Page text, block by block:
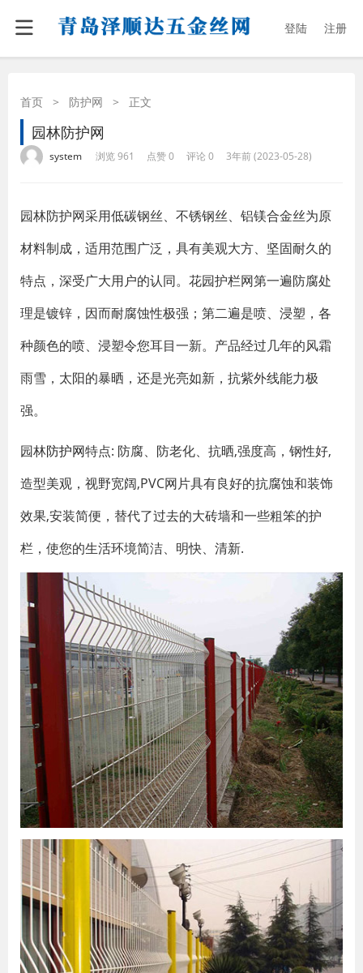
登陆 注册
首页 > 防护网 > 正文
园林防护网
system 浏览 961 点赞 0 评论 0 3年前 (2023-05-28)
园林防护网采用低碳钢丝、不锈钢丝、铝镁合金丝为原
材料制成，适用范围广泛，具有美观大方、坚固耐久的
特点，深受广大用户的认同。花园护栏网第一遍防腐处
理是镀锌，因而耐腐蚀性极强；第二遍是喷、浸塑，各
种颜色的喷、浸塑令您耳目一新。产品经过几年的风霜
雨雪，太阳的暴晒，还是光亮如新，抗紫外线能力极
强。
园林防护网特点: 防腐、防老化、抗晒,强度高，钢性好,
造型美观，视野宽阔,PVC网片具有良好的抗腐蚀和装饰
效果,安装简便，替代了过去的大砖墙和一些粗笨的护
栏，使您的生活环境简洁、明快、清新.